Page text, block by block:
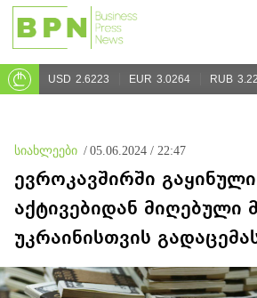
USD 2.6223 EUR 3.0264 RUB
სიახლეები / 05.06.2024 / 22:47
ევროკავშირში
აქტივებიდან მიღებული
უკრაინისთვის